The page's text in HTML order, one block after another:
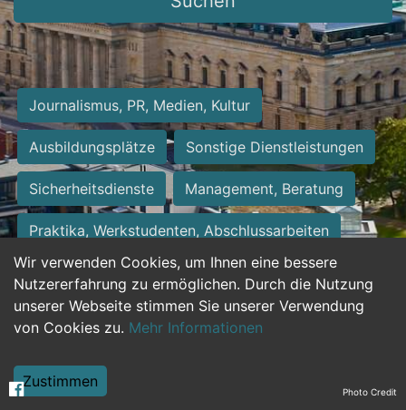
Wir verwenden Cookies, um Ihnen eine bessere
Nutzererfahrung zu ermöglichen. Durch die Nutzung
unserer Webseite stimmen Sie unserer Verwendung
von Cookies zu. Mehr Informationen
Zustimmen
Journalismus, PR, Medien, Kultur
Ausbildungsplätze Sonstige Dienstleistungen
Sicherheitsdienste Management, Beratung
Praktika, Werkstudenten, Abschlussarbeiten
Personalwesen Assistenz, Sekretariat
Hilfskräfte, Aushilfs- und Nebenjobs
Weiterbildung, Studium, duale Ausbildung Photo Credit